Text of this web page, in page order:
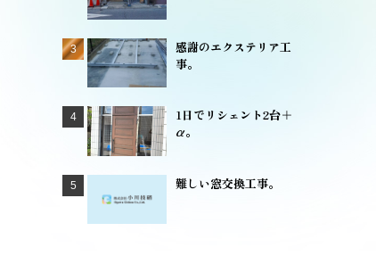
感謝のエクステリア工
事。
1日でリシェント2台＋
α。
難しい窓交換工事。